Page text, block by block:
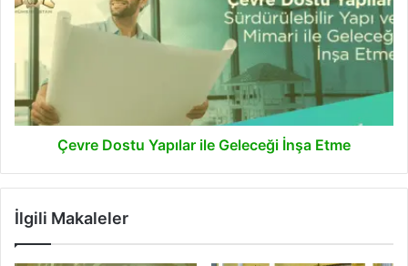
Yapılar
İnşa
Etme
Çevre Dostu Yapılar ile Geleceği İnşa Etme
İlgili Makaleler